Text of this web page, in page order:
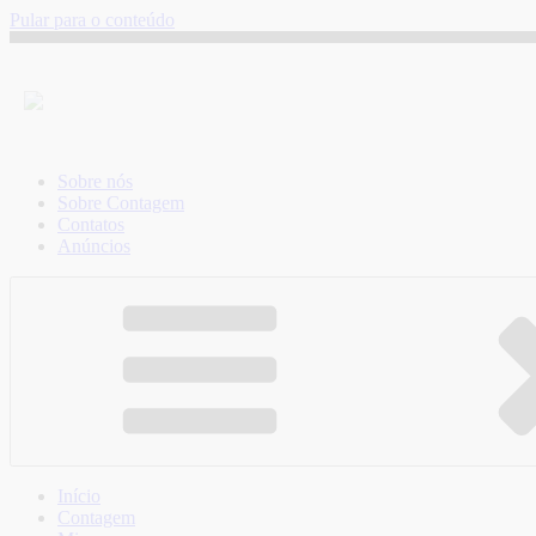
Pular para o conteúdo
Sobre nós
Sobre Contagem
Contatos
Anúncios
Início
Contagem